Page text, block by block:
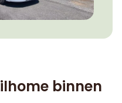
binnen